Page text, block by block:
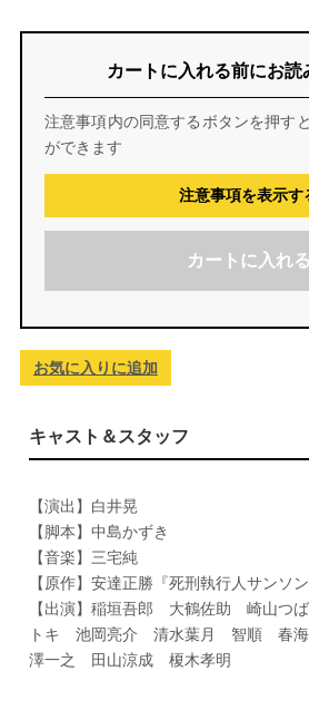
カートに入れる前にお読
注意事項内の同意するボタンを押す
ができます
注意事項を表示す
カートに入れる
お気に入りに追加
キャスト＆スタッフ
【演出】白井晃
【脚本】中島かずき
【音楽】三宅純
【原作】安達正勝『死刑執行人サンソン
【出演】稲垣吾郎 大鶴佐助 崎山つ
トキ 池岡亮介 清水葉月 智順 春
澤一之 田山涼成 榎木孝明